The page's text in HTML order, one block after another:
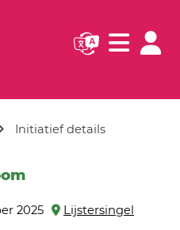
pagina)
Navigatie
Initiatief details
2025
Lijstersingel